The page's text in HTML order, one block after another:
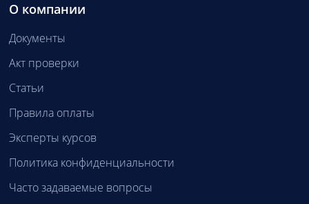
О компании
Документы
Акт проверки
Статьи
Правила оплаты
Эксперты курсов
Политика конфиденциальности
Часто задаваемые вопросы